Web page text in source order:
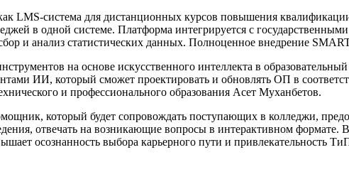
LMS-система для дистанционных курсов повышения квалификации
в одной системе. Платформа интегрируется с
и анализ статистических данных. Полноценное внедрение
на основе искусственного интеллекта в
ИИ, который сможет проектировать и обновлять ОП в
и профессионального образования Асет Муханбетов.
который будет сопровождать поступающих в колледжи,
отвечать на возникающие вопросы в интерактивном формате.
осознанность выбора карьерного пути и привлекательность